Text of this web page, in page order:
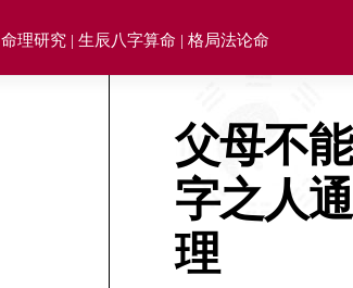
命理研究 | 生辰八字算命 | 格局法论命
父母不
字之人
理